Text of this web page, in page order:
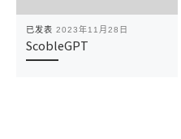
已发表 2023年11月28日
ScobleGPT